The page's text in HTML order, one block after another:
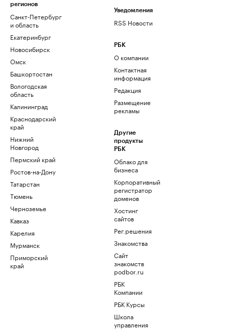
регионов
Санкт-Петербург
и область
Екатеринбург
Новосибирск
Омск
Башкортостан
Вологодская
область
Калининград
Краснодарский
край
Нижний
Новгород
Пермский край
Ростов-на-Дону
Татарстан
Тюмень
Черноземье
Кавказ
Карелия
Мурманск
Приморский
край
Уведомления
RSS Новости
РБК
О компании
Контактная
информация
Редакция
Размещение
рекламы
Другие
продукты
РБК
Облако для
бизнеса
Корпоративный
регистратор
доменов
Хостинг
сайтов
Рег.решения
Знакомства
Сайт
знакомств
podbor.ru
РБК
Компании
РБК Курсы
Школа
управления